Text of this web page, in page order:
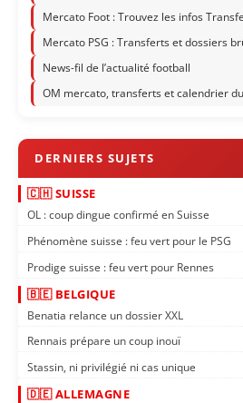
Mercato Foot : Trouvez les infos
Mercato PSG : Transferts et dossiers
News-fil de l’actualité football
OM mercato, transferts et calendrier
🇨🇭 SUISSE
OL : coup dingue confirmé en Suisse
Phénomène suisse : feu vert pour le PSG
Prodige suisse : feu vert pour Rennes
🇧🇪 BELGIQUE
Benatia relance un dossier XXL
Rennais prépare un coup inouï
Stassin, ni privilégié ni cas unique
🇩🇪 ALLEMAGNE